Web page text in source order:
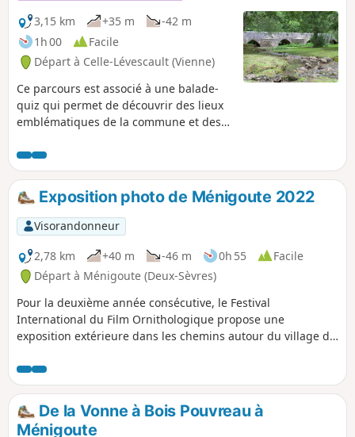
3,15 km
+35 m
-42 m
1h 00
Facile
Départ à Celle-Lévescault (Vienne)
Ce parcours est associé à une balade-
quiz qui permet de découvrir des lieux
emblématiques de la commune et des
patrimoine, de façon ludique. Vous
pouvez choisir le parcours "adulte" ou le
parcours "adulte + enfant" (avec en plus
des questions à destination des enfants
de 6 à 11 ans). La description ci-dessous
fait uniquement référence au parcours
"adulte".
Exposition photo de Ménigoute 2022
Visorandonneur
2,78 km
+40 m -46 m 0h 55
Facile
Départ à Ménigoute (Deux-Sèvres)
Pour la deuxième année consécutive, le Festival
International du Film Ornithologique propose une
exposition extérieure dans les chemins autour du village de
qui entourent le village. Cinquante photos sont réparties
sur un parcours de 2,9 km qui traverse le bocage. Arbres
têtards, ruisseaux, prairies et haies vous entoureront tout
au long du trajet. Suivez les flèches ! Prévoyez des
De la Vonne à Bois Pouvreau à
Ménigoute